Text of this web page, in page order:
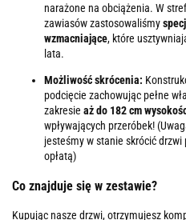
narażone na obciążenia. W
zawiasów zastosowaliśmy
wzmacniające, które
lata.
Możliwość skrócenia:
podcięcie zachowując pełne
zakresie aż do 182 cm
wpływających przeróbek!
jesteśmy w stanie skrócić
opłatą)
Co znajduje się w zestawie?
Kupując nasze drzwi, otrzymujesz